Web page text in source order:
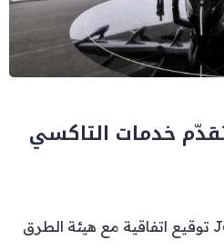
خدمات التاكسي
أعلنت شركة Joby Aviation توقيع اتفاقية مع هيئة الطرق